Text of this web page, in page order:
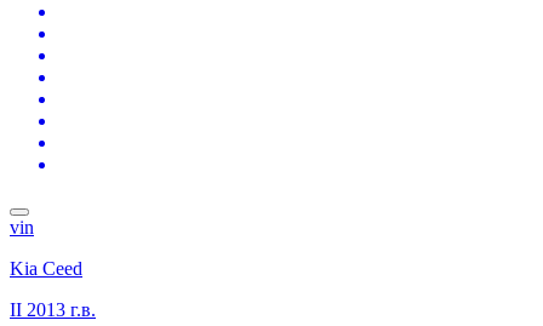
vin
Kia Ceed
II 2013 г.в.